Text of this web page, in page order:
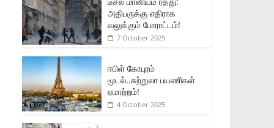
அதிபருக்கு எதிராக
வலுக்கும் போராட்டம்!
7 October 2025
ஈபிள் கோபுரம்
மூடல்..சுற்றுலா பயணிகள்
ஏமாற்றம்!
4 October 2025